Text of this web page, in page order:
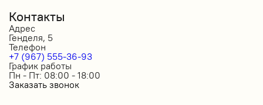
Контакты
Адрес
Генделя, 5
Телефон
+7 (967) 555-36-93
График работы
Пн - Пт: 08:00 - 18:00
Заказать звонок